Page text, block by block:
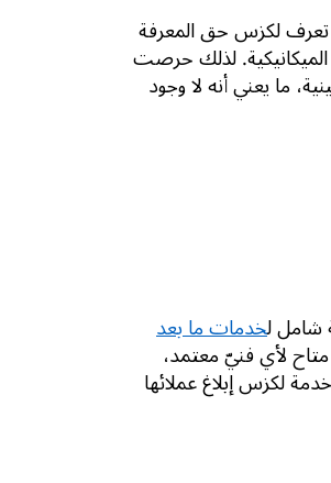
تعرف لكزس حق المعرفة
الميكانيكية. لذلك حرصت
ما يعني أنه لا وجود
شامل لخدمات ما بعد
لأي فنيّ معتمد،
لكزس إبلاغ عملائها